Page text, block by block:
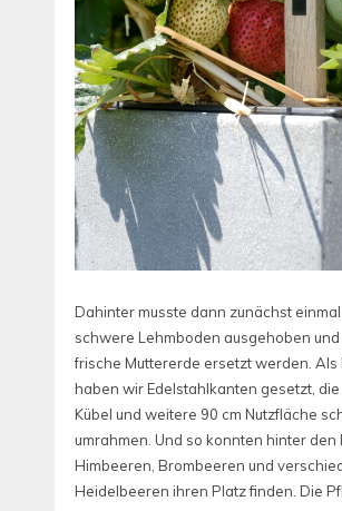
Dahinter musste dann zunächst
schwere Lehmboden ausgehoben und
frische Muttererde ersetzt werden. Als
haben wir Edelstahlkanten gesetzt, die
Kübel und weitere 90 cm Nutzfläche
umrahmen. Und so konnten hinter den
Himbeeren, Brombeeren und
Heidelbeeren ihren Platz finden. Die